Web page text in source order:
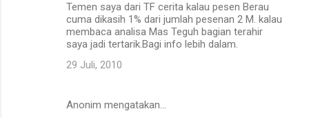
Temen saya dari TF cerita kalau pesen Berau
cuma dikasih 1% dari jumlah pesenan 2 M. kalau
membaca analisa Mas Teguh bagian terahir
saya jadi tertarik.Bagi info lebih dalam.
29 Juli, 2010
Anonim mengatakan…